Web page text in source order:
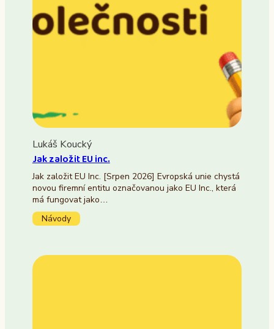
Lukáš Koucký
Jak založit EU inc.
Jak založit EU Inc. [Srpen 2026] Evropská unie chystá
novou firemní entitu označovanou jako EU Inc., která
má fungovat jako…
Návody